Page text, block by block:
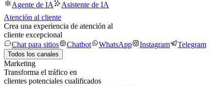
Agente de IA
Asistente de IA
Atención al cliente
Crea una experiencia de atención al
cliente excepcional
Chat para sitios
Chatbot WhatsApp Instagram Telegram
Todos los canales
Marketing
Transforma el tráfico en
clientes potenciales cualificados